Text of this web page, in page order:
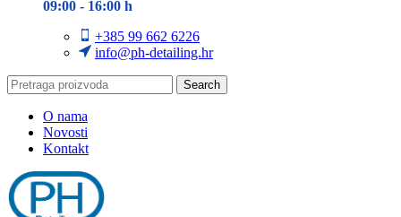
09:00 - 16:00 h
+385 99 662 6226
info@ph-detailing.hr
Search
O nama
Novosti
Kontakt